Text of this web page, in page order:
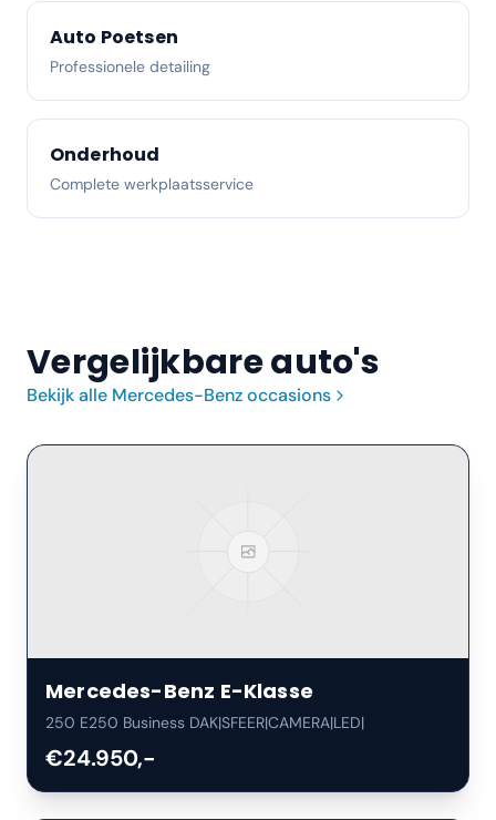
Auto Poetsen
Professionele detailing
Onderhoud
Complete werkplaatsservice
Vergelijkbare auto's
Bekijk alle Mercedes-Benzoccasions
Mercedes-Benz E-Klasse
250 E250 Business DAK|SFEER|CAMERA|LED|
€24.950,-